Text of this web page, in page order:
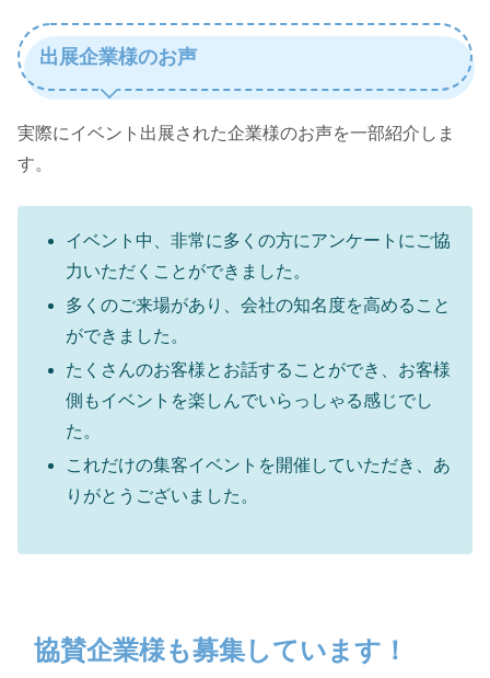
出展企業様のお声
実際にイベント出展された企業様のお声を一部紹介しま
す。
イベント中、非常に多くの方にアンケートにご協
力いただくことができました。
多くのご来場があり、会社の知名度を高めること
ができました。
たくさんのお客様とお話することができ、お客様
側もイベントを楽しんでいらっしゃる感じでし
た。
これだけの集客イベントを開催していただき、あ
りがとうございました。
協賛企業様も募集しています！